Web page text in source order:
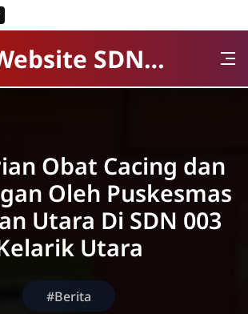
Official Website SDN 003 kelarik Utara
Obat Cacing dan
Oleh Puskesmas
Utara Di SDN 003
Utara
#Berita